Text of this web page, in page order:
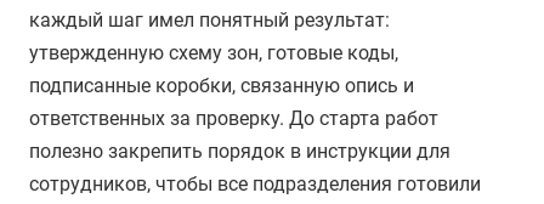
каждый шаг имел понятный результат:
утвержденную схему зон, готовые коды,
подписанные коробки, связанную опись и
ответственных за проверку. До старта работ
полезно закрепить порядок в инструкции для
сотрудников, чтобы все подразделения готовили